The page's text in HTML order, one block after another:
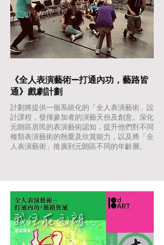
《全人表演藝術—打通內功，藝路皆
通》戲劇計劃
計劃將提供一個系統化的「全人表演藝術」設
計課程，發揮參加者的演藝天份及創意。深化
元朗區居民的表演藝術認知，提升他們對不同
種類表演藝術的熱愛及欣賞能力，以及將「全
人表演藝術」推廣到元朗區不同的年齡層。